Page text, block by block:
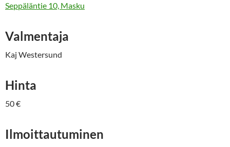
Seppäläntie 10, Masku
Valmentaja
Kaj Westersund
Hinta
50 €
Ilmoittautuminen